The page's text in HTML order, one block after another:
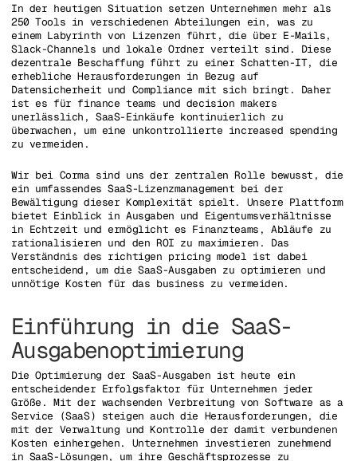
In der heutigen Situation setzen Unternehmen mehr als
250 Tools in verschiedenen Abteilungen ein, was zu
einem Labyrinth von Lizenzen führt, die über E-Mails,
Slack-Channels und lokale Ordner verteilt sind. Diese
dezentrale Beschaffung führt zu einer Schatten-IT, die
erhebliche Herausforderungen in Bezug auf
Datensicherheit und Compliance mit sich bringt. Daher
ist es für finance teams und decision makers
unerlässlich, SaaS-Einkäufe kontinuierlich zu
überwachen, um eine unkontrollierte increased spending
zu vermeiden.
Wir bei Corma sind uns der zentralen Rolle bewusst, die
ein umfassendes SaaS-Lizenzmanagement bei der
Bewältigung dieser Komplexität spielt. Unsere Plattform
bietet Einblick in Ausgaben und Eigentumsverhältnisse
in Echtzeit und ermöglicht es Finanzteams, Abläufe zu
rationalisieren und den ROI zu maximieren. Das
Verständnis des richtigen pricing model ist dabei
entscheidend, um die SaaS-Ausgaben zu optimieren und
unnötige Kosten für das business zu vermeiden.
Einführung in die SaaS-
Ausgabenoptimierung
Die Optimierung der SaaS-Ausgaben ist heute ein
entscheidender Erfolgsfaktor für Unternehmen jeder
Größe. Mit der wachsenden Verbreitung von Software as a
Service (SaaS) steigen auch die Herausforderungen, die
mit der Verwaltung und Kontrolle der damit verbundenen
Kosten einhergehen. Unternehmen investieren zunehmend
in SaaS-Lösungen, um ihre Geschäftsprozesse zu